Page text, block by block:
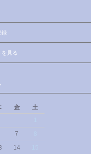
録
を見る
金
土
7
14